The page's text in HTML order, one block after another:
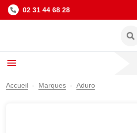
02 31 44 68 28
Accueil Marques Aduro